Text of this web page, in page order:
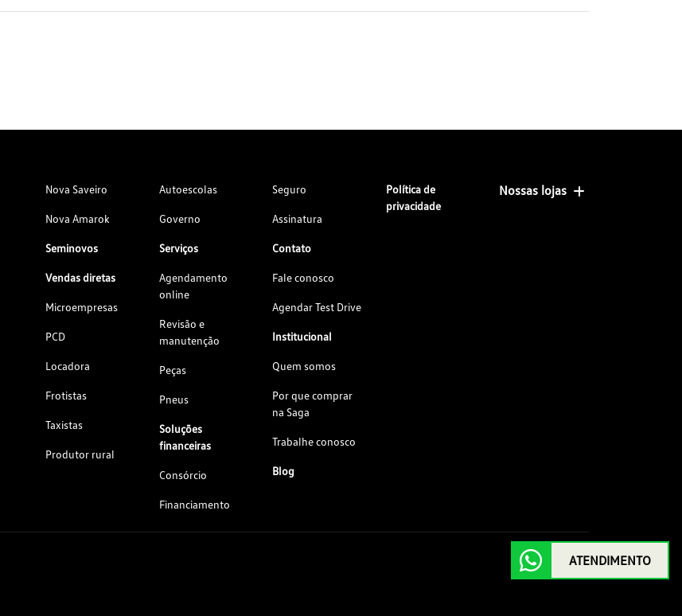
Nova Saveiro
Nova Amarok
Seminovos
Vendas diretas
Microempresas
PCD
Locadora
Frotistas
Taxistas
Produtor rural
Autoescolas
Governo
Serviços
Agendamento
online
Revisão e
manutenção
Peças
Pneus
Soluções
financeiras
Consórcio
Financiamento
Seguro
Assinatura
Contato
Fale conosco
Agendar Test Drive
Institucional
Quem somos
Por que comprar
na Saga
Trabalhe conosco
Blog
Política de
privacidade
Nossas lojas
ATENDIMENTO